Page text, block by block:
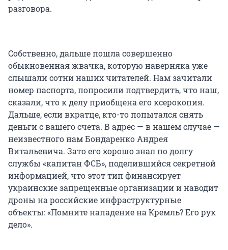
разговора.
Собственно, дальше пошла совершенно
обыкновенная жвачка, которую наверняка уже
слышали сотни наших читателей. Нам зачитали
номер паспорта, попросили подтвердить, что наш,
сказали, что к делу приобщена его ксерокопия.
Дальше, если вкратце, кто-то попытался снять
деньги с вашего счета. В адрес — в нашем случае —
неизвестного нам Бондаренко Андрея
Витальевича. Зато его хорошо знал по долгу
службы «капитан ФСБ», поделившийся секретной
информацией, что этот тип финансирует
украинские запрещенные организации и наводит
дроны на российские инфраструктурные
объекты: «Помните нападение на Кремль? Его рук
дело».